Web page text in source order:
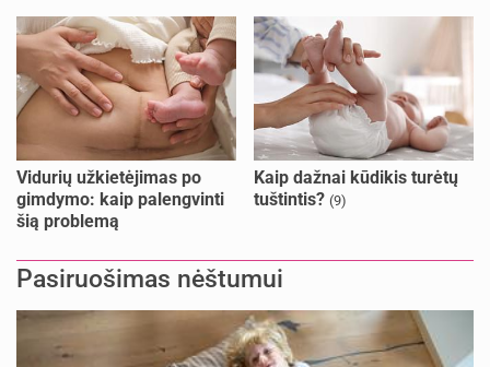
Vidurių užkietėjimas po
gimdymo: kaip palengvinti
šią problemą
Kaip dažnai kūdikis turėtų
tuštintis? (9)
Pasiruošimas nėštumui